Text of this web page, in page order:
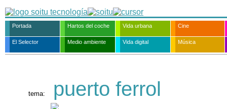
Portada Hartos del coche Vida urbana Cine
El Selector Medio ambiente Vida digital Música
tema: puerto ferrol